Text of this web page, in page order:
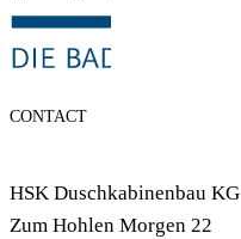
CONTACT
HSK Duschkabinenbau KG
Zum Hohlen Morgen 22